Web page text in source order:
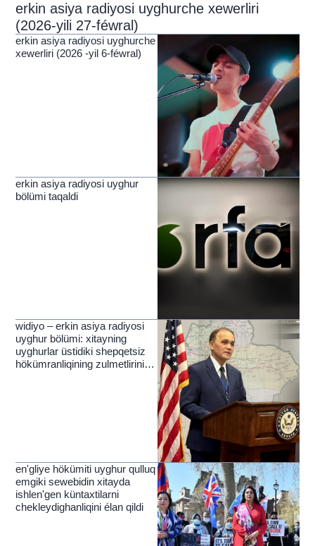
erkin asiya radiyosi uyghurche xewerliri
(2026-yili 27-féwral)
erkin asiya radiyosi uyghurche
xewerliri (2026 -yil 6-féwral)
erkin asiya radiyosi uyghur
bölümi taqaldi
widiyo – erkin asiya radiyosi
uyghur bölümi: xitayning
uyghurlar üstidiki shepqetsiz
hökümranliqining zulmetlirini
en'gliye hökümiti uyghur qulluq
emgiki sewebidin xitayda
ishlen'gen küntaxtilarni
chekleydighanliqini élan qildi